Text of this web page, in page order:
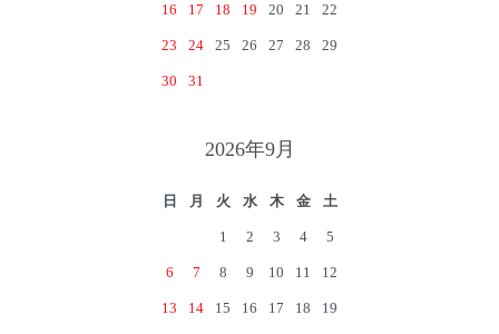
16 17 18 19 20 21 22
23 24 25 26 27 28 29
30 31
2026年9月
日 月 火 水 木 金 土
1 2 3 4 5
6 7 8 9 10 11 12
13 14 15 16 17 18 19